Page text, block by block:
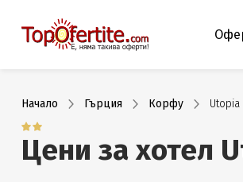
Начало Гърция Корфу
Цени за хотел